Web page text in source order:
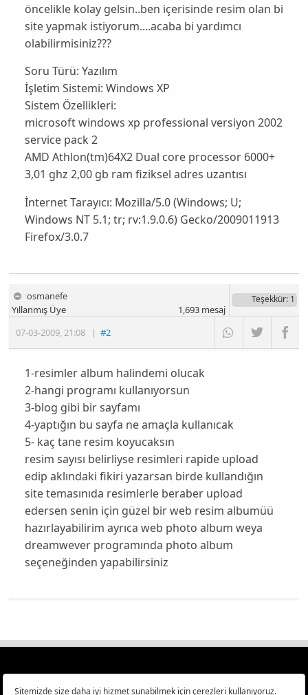
öncelikle kolay gelsin..ben içerisinde resim olan bi
site yapmak istiyorum....acaba bi yardımcı
olabilirmisiniz???
Soru Türü: Yazılım
İşletim Sistemi: Windows XP
Sistem Özellikleri:
microsoft windows xp professional versiyon 2002
service pack 2
AMD Athlon(tm)64X2 Dual core processor 6000+
3,01 ghz 2,00 gb ram fiziksel adres uzantısı
İnternet Tarayıcı: Mozilla/5.0 (Windows; U;
Windows NT 5.1; tr; rv:1.9.0.6) Gecko/2009011913
Firefox/3.0.7
osmanefe
07-03-2009,21:08 |#2
Yıllanmış Üye
Teşekkür: 1
1,693mesaj
1-resimler album halindemi olucak
2-hangi programı kullanıyorsun
3-blog gibi bir sayfamı
4-yaptığın bu sayfa ne amaçla kullanıcak
5- kaç tane resim koyucaksın
resim sayısı belirliyse resimleri rapide upload
edip aklındaki fikiri yazarsan birde kullandığın
site temasınıda resimlerle beraber upload
edersen senin için güzel bir web resim albumüü
hazırlayabilirim ayrıca web photo album weya
dreamwever programında photo album
seçeneğinden yapabilirsiniz